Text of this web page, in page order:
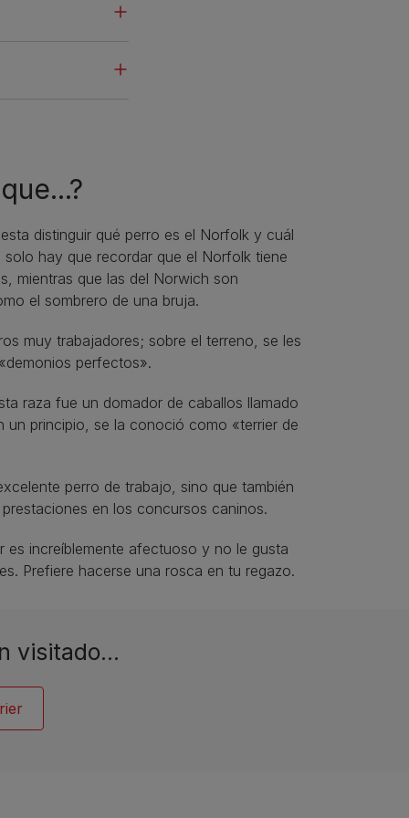
distinguir qué perro es el Norfolk y cuál
solo hay que recordar que el Norfolk tiene
mientras que las del Norwich son
el sombrero de una bruja.
muy trabajadores; sobre el terreno, se les
perfectos».
raza fue un domador de caballos llamado
un principio, se la conoció como «terrier de
perro de trabajo, sino que también
en los concursos caninos.
es increíblemente afectuoso y no le gusta
Prefiere hacerse una rosca en tu regazo.
visitado…